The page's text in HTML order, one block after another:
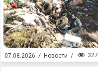
07.08.2026 / Новости / 327